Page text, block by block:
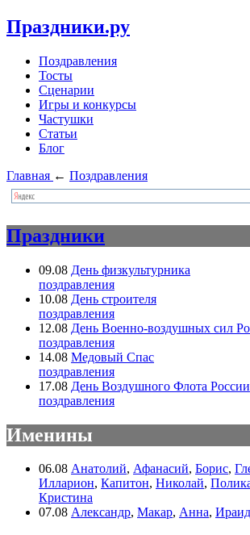
Праздники.ру
Поздравления
Тосты
Сценарии
Игры и конкурсы
Частушки
Статьи
Блог
Главная ← Поздравления
Праздники
09.08 День физкультурника
поздравления
10.08 День строителя
поздравления
12.08 День Военно-воздушных сил
поздравления
14.08 Медовый Спас
поздравления
17.08 День Воздушного Флота России
поздравления
Именины
06.08 Анатолий, Афанасий, Борис,
Илларион, Капитон, Николай,
Кристина
07.08 Александр, Макар, Анна,